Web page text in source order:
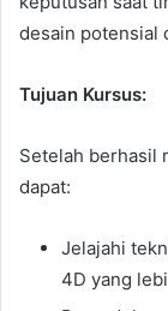
desain potensial
Tujuan Kursus:
Setelah berhasil
dapat:
Jelajahi
4D yang